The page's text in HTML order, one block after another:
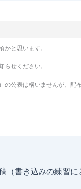
と思います。
せください。
の公表は構いませんが、配
（書き込みの練習に